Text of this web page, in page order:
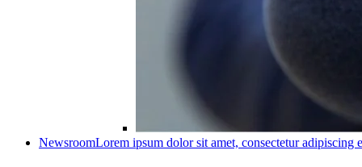
NewsroomLorem ipsum dolor sit amet, consectetur adipiscing